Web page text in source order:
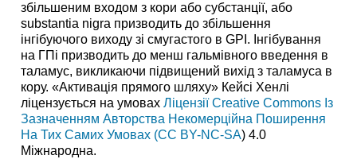
збільшеним входом з кори або субстанції, або
substantia nigra призводить до збільшення
інгібуючого виходу зі смугастого в GPI. Інгібування
на ГПі призводить до менш гальмівного введення в
таламус, викликаючи підвищений вихід з таламуса в
кору. «Активація прямого шляху» Кейсі Хенлі
ліцензується на умовах Ліцензії Creative Commons Із
Зазначенням Авторства Некомерційна Поширення
На Тих Самих Умовах (CC BY-NC-SA) 4.0
Міжнародна.